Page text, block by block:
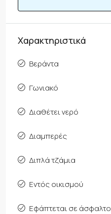
Χαρακτηριστικά
Βεράντα
Γωνιακό
Διαθέτει νερό
Διαμπερές
Διπλά τζάμια
Εντός οικισμού
Εφάπτεται σε άσφαλτο